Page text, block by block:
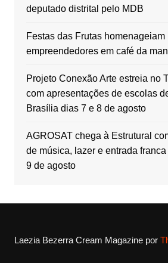
deputado distrital pelo MDB
Festas das Frutas homenageiam
empreendedores em café da
Projeto Conexão Arte estreia no
com apresentações de escolas
Brasília dias 7 e 8 de agosto
AGROSAT chega à Estrutural
de música, lazer e entrada
9 de agosto
Laezia BezerraCream Magazine por